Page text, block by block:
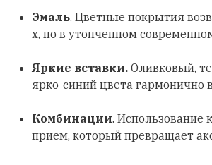
Эмаль. Цветные покрытия
х, но в утонченном
Яркие вставки. Оливковый,
ярко-синий цвета гармонично
Комбинации. Использование
прием, который превращает